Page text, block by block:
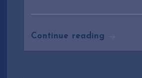
Continue reading